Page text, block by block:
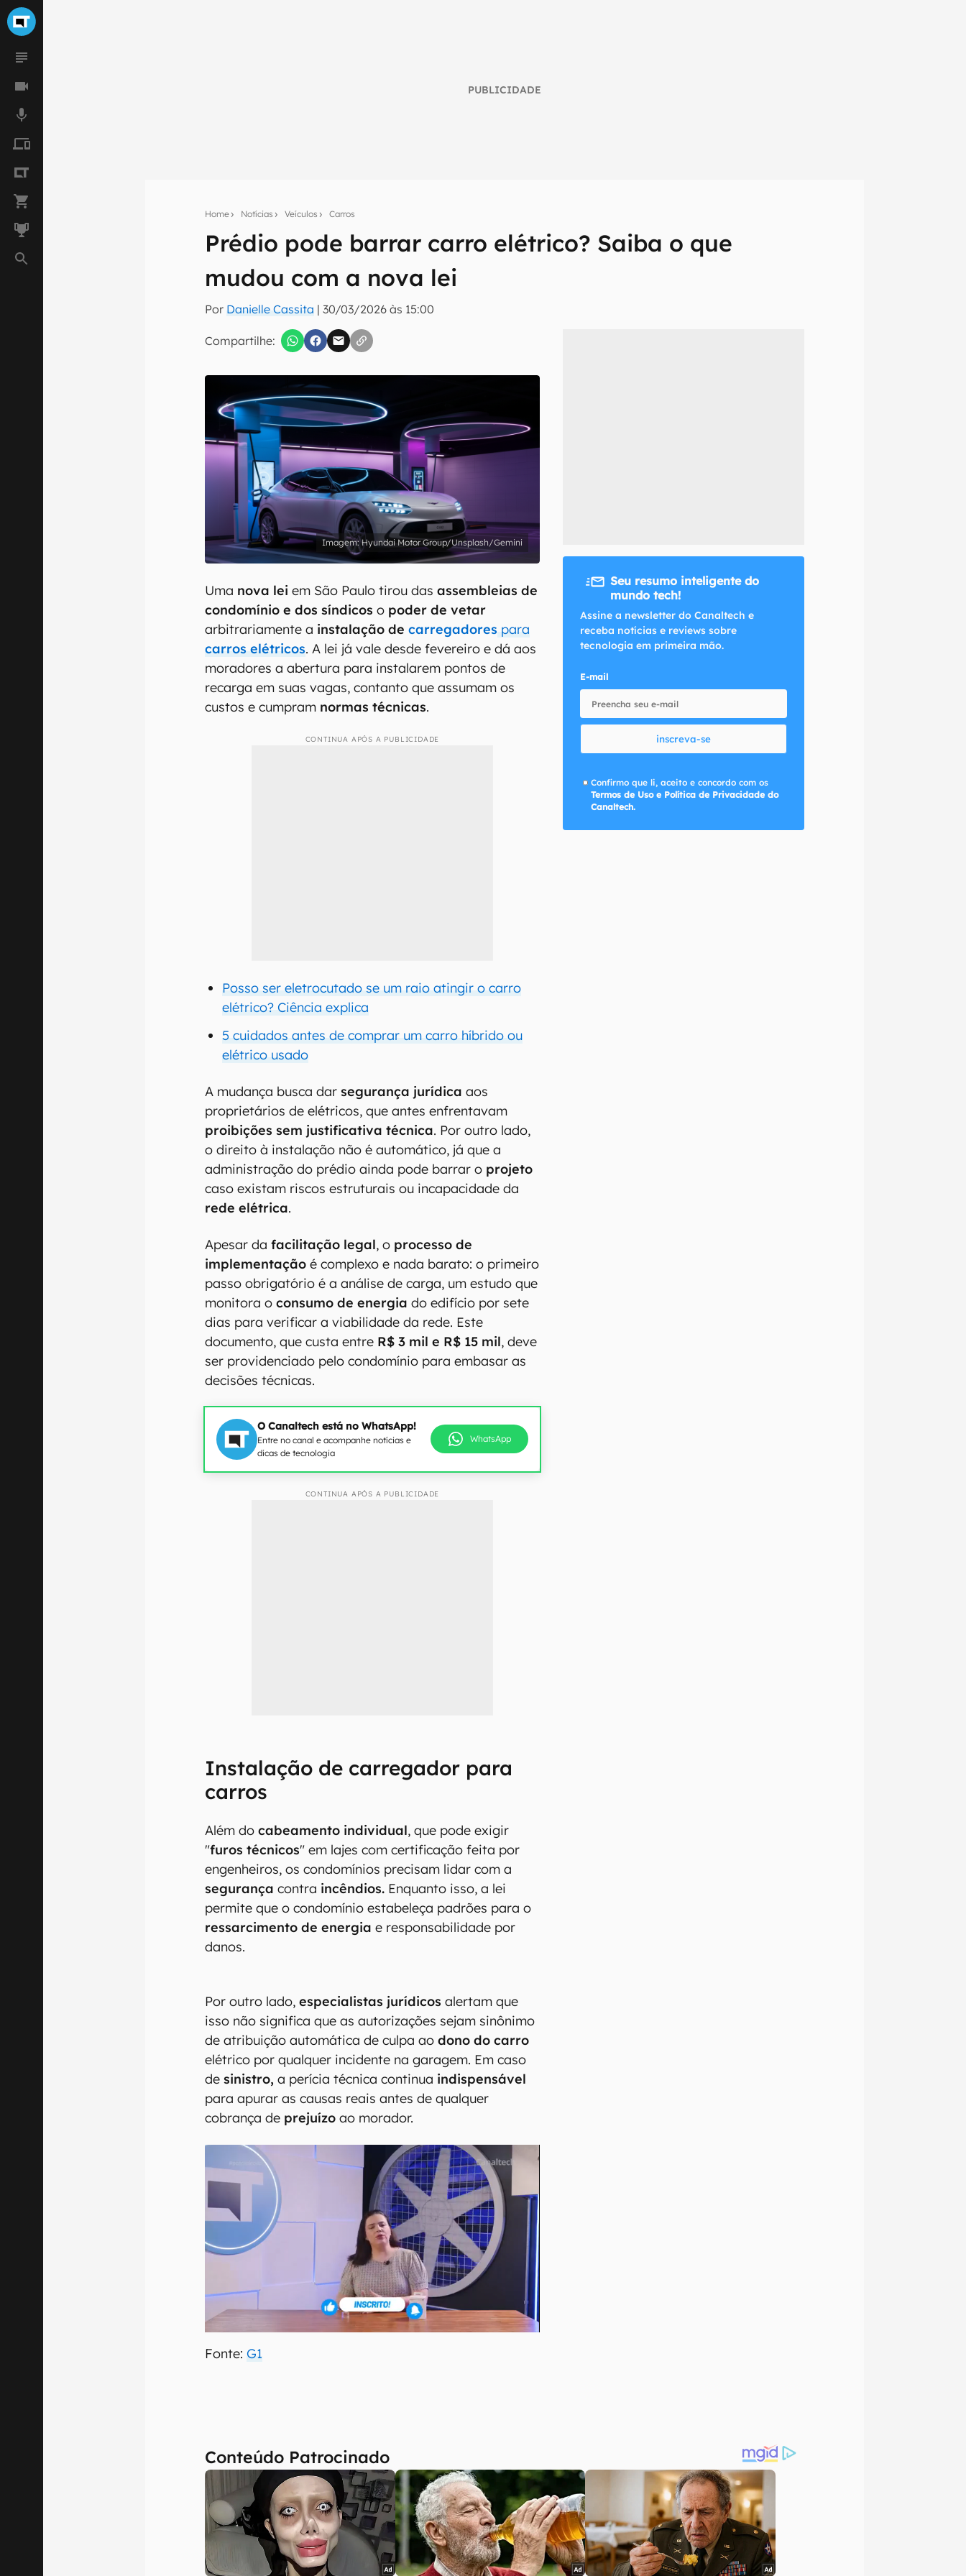
PUBLICIDADE
Home Notícias Veículos Carros
Prédio pode barrar carro elétrico? Saiba o que
mudou com a nova lei
Por Danielle Cassita |30/03/2026 às 15:00
Compartilhe:
Seu resumo inteligente do mundo tech!
Assine a newsletter do Canaltech e receba notícias e reviews sobre tecnologia em primeira
Confirmo que li, aceito e concordo com os Termos de Uso e Política de Privacidade do Canaltech.
Hyundai Motor Group/Unsplash/Gemini
Uma nova lei em São Paulo tirou dasassembleias de
condomínio e dos síndicos o poder de vetar
arbitrariamente a instalação decarregadores para
carros elétricos. A lei já vale desde fevereiro e dá aos
moradores a abertura para instalarem pontos de
recarga em suas vagas, contanto que assumam os
custos e cumpram normas técnicas.
CONTINUA APÓS A PUBLICIDADE
Posso ser eletrocutado se um raio atingir o carro
elétrico? Ciência explica
5 cuidados antes de comprar um carro híbrido ou
elétrico usado
A mudança busca darsegurança jurídica aos
proprietários de elétricos, que antes enfrentavam
proibições sem justificativa técnica. Por outro lado,
o direito à instalação não é automático, já que a
administração do prédio ainda pode barrar o projeto
caso existam riscos estruturais ou incapacidade da
rede elétrica.
Apesar dafacilitação legal, o processo de
implementação é complexo e nada barato: o primeiro
passo obrigatório é a análise de carga, um estudo que
monitora oconsumo de energia do edifício por sete
dias para verificar a viabilidade da rede. Este
documento, que custa entre R$ 3 mil e R$ 15 mil, deve
ser providenciado pelo condomínio para embasar as
decisões técnicas.
O Canaltech está no WhatsApp!
Entre no canal e acompanhe notícias e
dicas de tecnologia
WhatsApp
CONTINUA APÓS A PUBLICIDADE
Instalação de carregador para
carros
Além docabeamento individual, que pode exigir
"furos técnicos" em lajes com certificação feita por
engenheiros, os condomínios precisam lidar com a
segurança contra incêndios. Enquanto isso, a lei
permite que o condomínio estabeleça padrões para o
ressarcimento de energia e responsabilidade por
danos.
Por outro lado,especialistas jurídicos alertam que
isso não significa que as autorizações sejam sinônimo
de atribuição automática de culpa aodono do carro
elétrico por qualquer incidente na garagem. Em caso
desinistro, a perícia técnica continua indispensável
para apurar as causas reais antes de qualquer
cobrança de prejuízo ao morador.
Fonte:G1
Seu resumo inteligente do
mundo tech!
Assine a newsletter do Canaltech e
receba notícias e reviews sobre
tecnologia em primeira mão.
E-mail
inscreva-se
Confirmo que li, aceito e concordo com os
Termos de Uso e Política de Privacidade do
Canaltech.